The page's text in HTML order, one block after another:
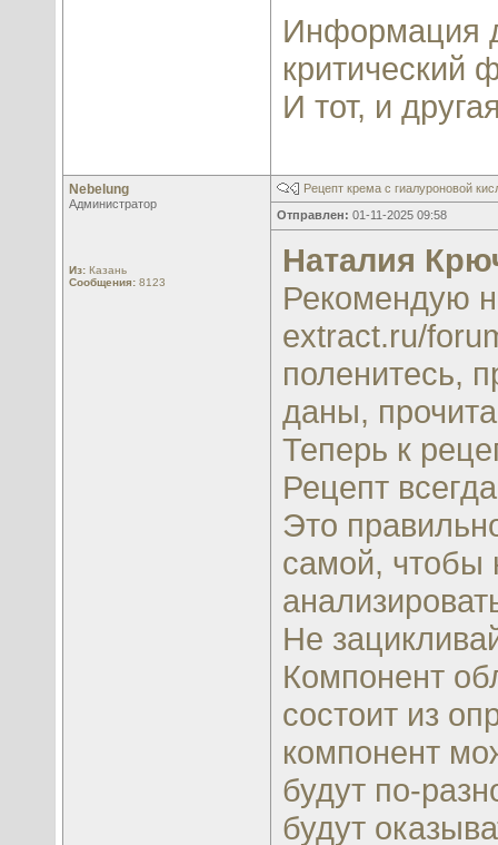
Информация
критический
И тот, и
Nebelung
Администратор
Из: Казань
Сообщения: 8123
Рецепт крема с гиалуроновой
Отправлен: 01-11-2025 09:58
Наталия
Рекомендую
extract.ru/
поленитесь,
даны,
Теперь к
Рецепт
Это
самой, чтобы
Не
Компонент
состоит из
компонент
будут по-
будут